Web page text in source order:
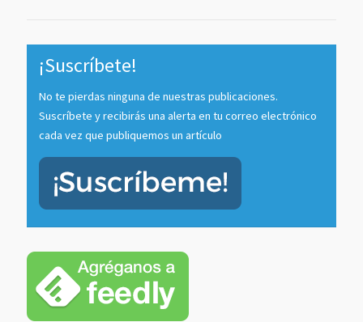
¡Suscríbete!
No te pierdas ninguna de nuestras publicaciones.
Suscríbete y recibirás una alerta en tu correo electrónico
cada vez que publiquemos un artículo